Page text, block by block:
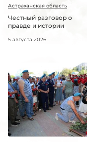
Астраханская область
Честный разговор о
правде и истории
5 августа 2026